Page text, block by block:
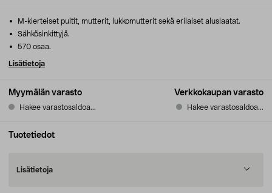
Myymälän varasto
Hakee varastosaldoa...
Verkkokaupan varasto
Hakee varastosaldoa...
M-kierteiset pultit, mutterit, lukkomutterit sekä erilaiset aluslaatat.
Sähkösinkittyjä.
570 osaa.
Lisätietoja
Tuotetiedot
Lisätietoja